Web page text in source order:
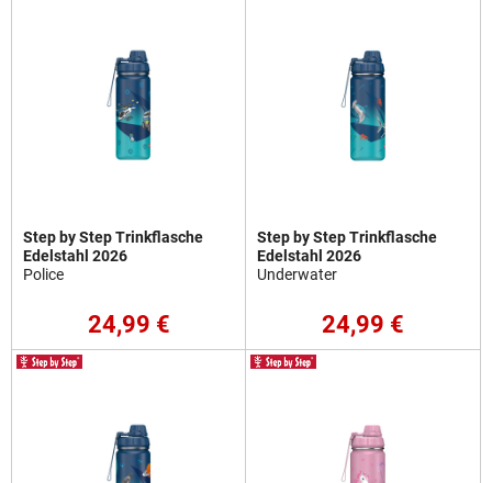
Step by Step Trinkflasche
Edelstahl 2026
Police
24,99 €
Step by Step Trinkflasche
Edelstahl 2026
Underwater
24,99 €